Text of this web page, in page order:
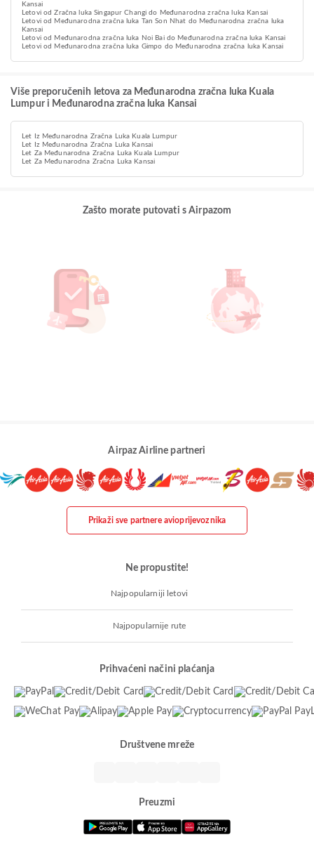
Kansai
Letovi od Zračna luka Singapur Changi do Međunarodna zračna luka Kansai
Letovi od Međunarodna zračna luka Tan Son Nhat do Međunarodna zračna luka
Kansai
Letovi od Međunarodna zračna luka Noi Bai do Međunarodna zračna luka Kansai
Letovi od Međunarodna zračna luka Gimpo do Međunarodna zračna luka Kansai
Više preporučenih letova za Međunarodna zračna luka Kuala
Lumpur i Međunarodna zračna luka Kansai
Let Iz Međunarodna Zračna Luka Kuala Lumpur
Let Iz Međunarodna Zračna Luka Kansai
Let Za Međunarodna Zračna Luka Kuala Lumpur
Let Za Međunarodna Zračna Luka Kansai
Zašto morate putovati s Airpazom
Airpaz Airline partneri
Prikaži sve partnere avioprijevoznika
Ne propustite!
Najpopularniji letovi
Najpopularnije rute
Prihvaćeni načini plaćanja
Društvene mreže
Preuzmi